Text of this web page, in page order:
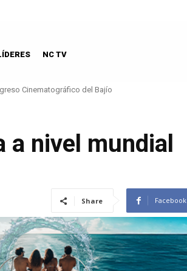
NC TV
Cinematográfico del Bajío
nivel mundial
Share Facebook